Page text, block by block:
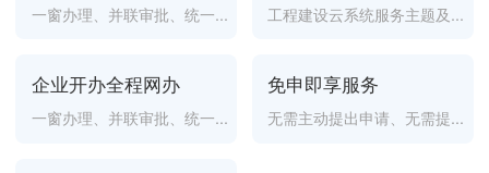
一窗办理、并联审批、统一... 工程建设云系统服务主题及...
企业开办全程网办
一窗办理、并联审批、统一...
免申即享服务
无需主动提出申请、无需提...